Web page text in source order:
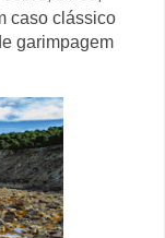
caso clássico
garimpagem